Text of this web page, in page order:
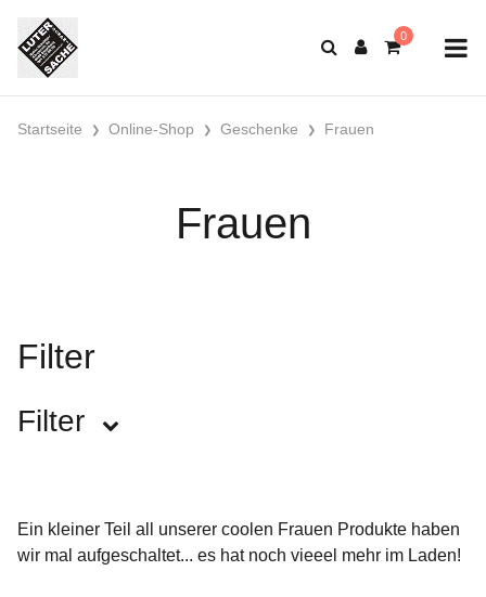
Startseite Online-Shop Geschenke Frauen
Frauen
Filter
Filter
Boccia 123
Ein kleiner Teil all unserer coolen Frauen Produkte haben
wir mal aufgeschaltet... es hat noch vieeel mehr im Laden!